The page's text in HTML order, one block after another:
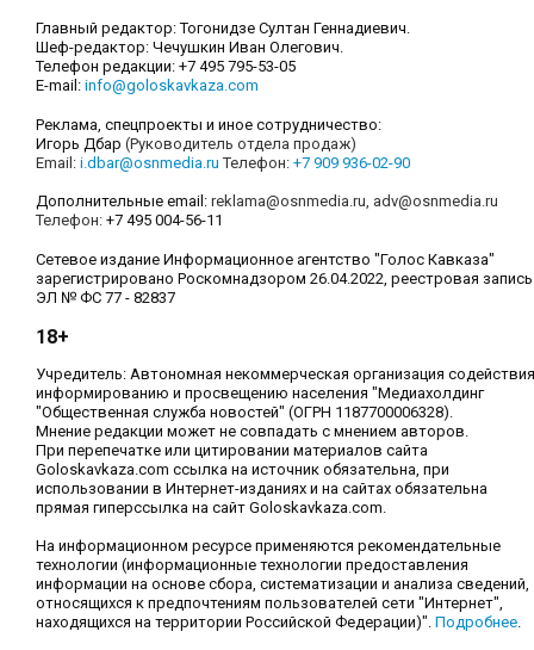
Главный редактор: Тогонидзе Султан Геннадиевич.
Шеф-редактор: Чечушкин Иван Олегович.
Телефон редакции: +7 495 795-53-05
E-mail: info@goloskavkaza.com
Реклама, спецпроекты и иное сотрудничество:
Игорь Дбар (Руководитель отдела продаж)
Email: i.dbar@osnmedia.ru Телефон: +7 909 936-02-90
Дополнительные email: reklama@osnmedia.ru adv@osnmedia.ru
Телефон: +7 495 004-56-11
Сетевое издание Информационное агентство "Голос Кавказа"
зарегистрировано Роскомнадзором 26.04.2022, реестровая запись
ЭЛ № ФС 77 - 82837
18+
Учредитель: Автономная некоммерческая организация содействия
информированию и просвещению населения "Медиахолдинг
"Общественная служба новостей" (ОГРН 1187700006328).
Мнение редакции может не совпадать с мнением авторов.
При перепечатке или цитировании материалов сайта
Goloskavkaza.com ссылка на источник обязательна, при
использовании в Интернет-изданиях и на сайтах обязательна
прямая гиперссылка на сайт Goloskavkaza.com.
На информационном ресурсе применяются рекомендательные
технологии (информационные технологии предоставления
информации на основе сбора, систематизации и анализа сведений,
относящихся к предпочтениям пользователей сети "Интернет",
находящихся на территории Российской Федерации)". Подробнее